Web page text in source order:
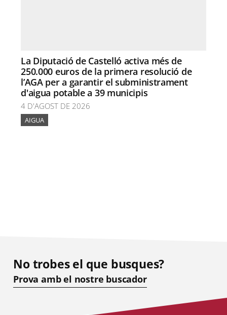
La Diputació de Castelló activa més de
250.000 euros de la primera resolució de
l’AGA per a garantir el subministrament
d'aigua potable a 39 municipis
4 D'AGOST DE 2026
AIGUA
No trobes el que busques?
Prova amb el nostre buscador